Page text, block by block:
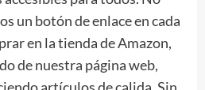
un botón de enlace en cada
en la tienda de Amazon,
de nuestra página web,